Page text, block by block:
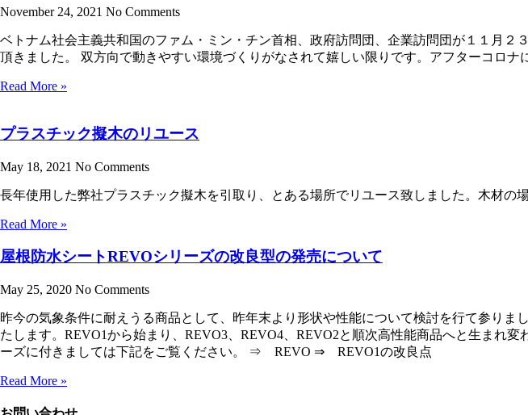
November 24, 2021 No Comments
ベトナム社会主義共和国のファム・ミン・チン首相、政府訪問団、企業訪問団が１１月
頂きました。 双方向で動きやすい環境づくりがなされて嬉しい限りです。アフターコロナ
Read More »
プラスチック擬木のリユース
May 18, 2021 No Comments
長年使用した弊社プラスチック擬木を引取り、とある場所でリユース致しました。木材の
Read More »
屋根防水シートREVOシリーズの改良型の発売について
May 25, 2020 No Comments
昨今の気象条件に耐えうる商品として、昨年末より形状や性能について検討を行て参り
たします。REVO1から始まり、REVO3、REVO4、REVO2と順次高性能商品へと生まれ
ーズに付きましては下記をご覧ください。 ⇒ REVO ⇒ REVO1の改良点
Read More »